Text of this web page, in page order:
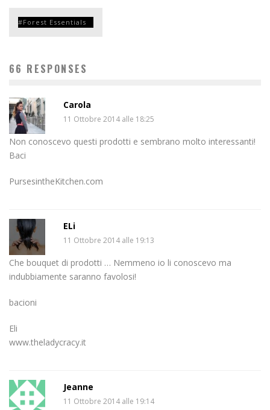
Forest Essentials
66 RESPONSES
Carola
11 Ottobre 2014 alle 18:25
Non conoscevo questi prodotti e sembrano molto interessanti!
Baci
PursesintheKitchen.com
ELi
11 Ottobre 2014 alle 19:13
Che bouquet di prodotti … Nemmeno io li conoscevo ma
indubbiamente saranno favolosi!
bacioni
Eli
www.theladycracy.it
Jeanne
11 Ottobre 2014 alle 19:14